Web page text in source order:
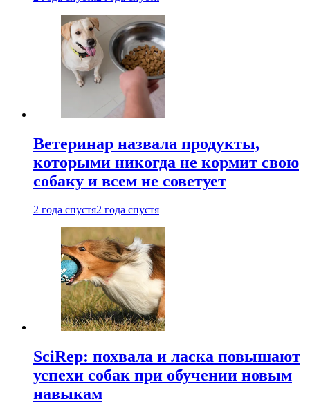
Ветеринар назвала продукты,
которыми никогда не кормит свою
собаку и всем не советует
2 года спустя2 года спустя
SciRep: похвала и ласка повышают
успехи собак при обучении новым
навыкам